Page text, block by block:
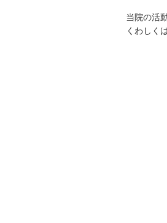
当院の活
くわしく